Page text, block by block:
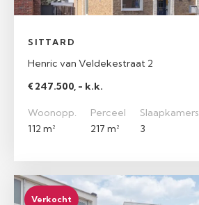
SITTARD
Henric van Veldekestraat 2
€ 247.500, - k.k.
Woonopp.
112 m²
Perceel
217 m²
Slaapkamers
3
Verkocht